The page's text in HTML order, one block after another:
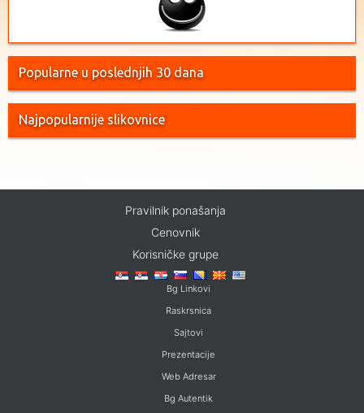
Popularne u poslednjih 30 dana
Najpopularnije slikovnice
Pravilnik ponašanja
Cenovnik
Korisničke grupe
Bg Linkovi
Raskrsnica
Sajtovi
Prezentacije
Web Adresar
Bg Autentik